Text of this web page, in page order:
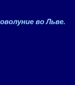
во Льве.